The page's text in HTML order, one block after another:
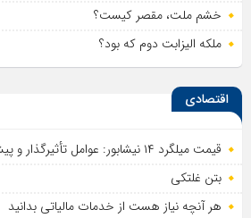
خشم ملت، مقصر کیست؟
ملکه الیزابت دوم که بود؟
اقتصادی
قیمت میلگرد ۱۴ نیشابور: عوامل تأثیرگذار و پیش‌بینی وضعیت بازار
بتن غلتکی
هر آنچه نیاز هست از خدمات مالیاتی بدانید